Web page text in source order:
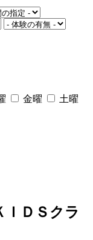
金曜 土曜
ＤＳクラ